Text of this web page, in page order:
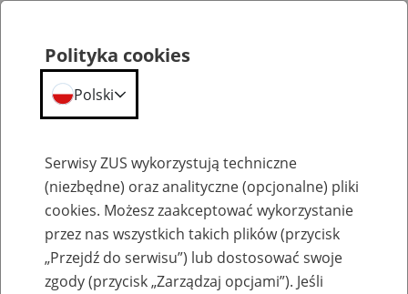
Aktualności
Polityka cookies
Polski
Serwisy ZUS wykorzystują techniczne
(niezbędne) oraz analityczne (opcjonalne) pliki
cookies. Możesz zaakceptować wykorzystanie
przez nas wszystkich takich plików (przycisk
„Przejdź do serwisu”) lub dostosować swoje
zgody (przycisk „Zarządzaj opcjami”). Jeśli